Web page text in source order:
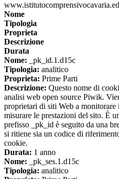
Nome
Tipologia
Proprieta
Descrizione
Durata
Nome: _pk_id.1.d15c
Tipologia: analitico
Proprieta: Prime Parti
Descrizione: Questo nome di
analisi web open source Piwik.
proprietari di siti Web a
misurare le prestazioni del sito. È
prefisso _pk_id è seguito da una
si ritiene sia un codice di
cookie.
Durata: 1 anno
Nome: _pk_ses.1.d15c
Tipologia: analitico